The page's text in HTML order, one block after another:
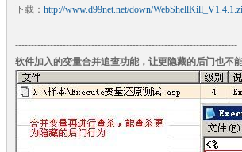
下载： http://www.d99net.net/down/
----------------------------------------------------------------------
软件加入的变量合并追查功能，让更隐藏的后门也不